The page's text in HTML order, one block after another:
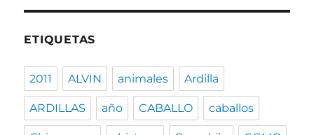
ETIQUETAS
2011 ALVIN animales Ardilla
ARDILLAS año CABALLO caballos